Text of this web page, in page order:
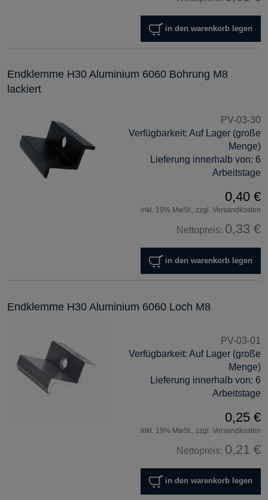
in den warenkorb legen
Endklemme H30 Aluminium 6060 Bohrung M8
lackiert
PV-03-30
Verfügbarkeit: Auf Lager (große
Menge)
Lieferung innerhalb von: 6
Arbeitstage
0,40 €
inkl. 19% MwSt., zzgl. Versandkosten
Nettopreis: 0,33 €
in den warenkorb legen
Endklemme H30 Aluminium 6060 Loch M8
PV-03-01
Verfügbarkeit: Auf Lager (große
Menge)
Lieferung innerhalb von: 6
Arbeitstage
0,25 €
inkl. 19% MwSt., zzgl. Versandkosten
Nettopreis: 0,21 €
in den warenkorb legen